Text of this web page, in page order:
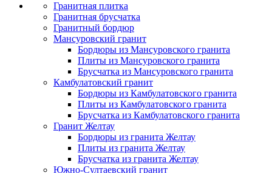
Гранитная плитка
Гранитная брусчатка
Гранитный бордюр
Мансуровский гранит
Бордюры из Мансуровского гранита
Плиты из Мансуровского гранита
Брусчатка из Мансуровского гранита
Камбулатовский гранит
Бордюры из Камбулатовского гранита
Плиты из Камбулатовского гранита
Брусчатка из Камбулатовского гранита
Гранит Желтау
Бордюры из гранита Желтау
Плиты из гранита Желтау
Брусчатка из гранита Желтау
Южно-Султаевский гранит